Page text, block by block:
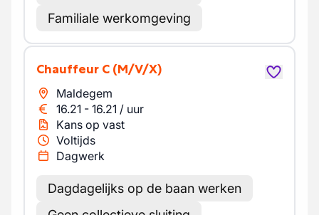
Familiale werkomgeving
Chauffeur C (M/V/X)
Maldegem
16.21 - 16.21 / uur
Kans op vast
Voltijds
Dagwerk
Dagdagelijks op de baan werken